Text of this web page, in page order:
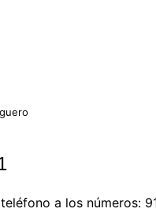
a los números: